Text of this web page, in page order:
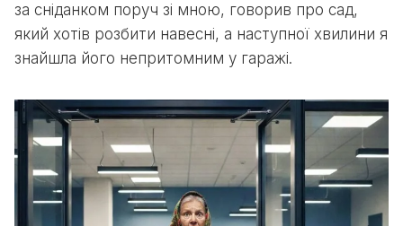
за сніданком поруч зі мною, говорив про сад,
який хотів розбити навесні, а наступної хвилини я
знайшла його непритомним у гаражі.